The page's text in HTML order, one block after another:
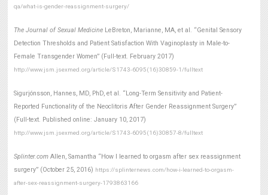
qa/what-is-gender-reassignment-surgery/
The Journal of Sexual Medicine LeBreton, Marianne, MA, et al. “Genital Sensory
Detection Thresholds and Patient Satisfaction With Vaginoplasty in Male-to-
Female Transgender Women” (Full-text. February 2017)
http://www.jsm.jsexmed.org/article/S1743-6095(16)30859-1/fulltext
Sigurjónsson, Hannes, MD, PhD, et al. “Long-Term Sensitivity and Patient-
Reported Functionality of the Neoclitoris After Gender Reassignment Surgery”
(Full-text. Published online: January 10, 2017)
http://www.jsm.jsexmed.org/article/S1743-6095(16)30857-8/fulltext
Splinter.com Allen, Samantha “How I learned to orgasm after sex reassignment
surgery” (October 25, 2016) https://splinternews.com/how-i-learned-to-orgasm-
after-sex-reassignment-surgery-1793863166